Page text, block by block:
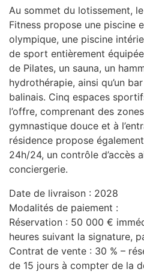
Au sommet du lotissement,
Fitness propose une piscine
olympique, une piscine
de sport entièrement
de Pilates, un sauna, un
hydrothérapie, ainsi qu’un
balinais. Cinq espaces
l’offre, comprenant des
gymnastique douce et à
résidence propose
24h/24, un contrôle d’accès
conciergerie.
Date de livraison : 2028
Modalités de paiement :
Réservation : 50 000 €
heures suivant la signature,
Contrat de vente : 30 % –
de 15 jours à compter de la